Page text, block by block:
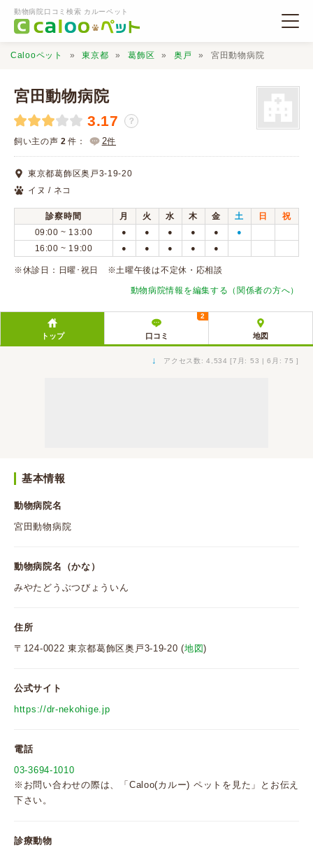
動物病院口コミ検索 カルーペット
動物病院検索
口コミ検索
Calooペットとは？
口コミ投稿
Calooペット 東京都 葛飾区 奥戸 宮田動物病院
宮田動物病院
3.17 ？
飼い主の声 2 件： 2件
東京都葛飾区奥戸3-19-20
イヌ / ネコ
診察時間 月 火 水 木 金 土 日
祝
09:00 ~ 13:00
● ● ● ● ● ●
16:00 ~ 19:00 ● ● ● ● ●
※休診日：日曜･祝日 ※土曜午後は不定休・応相談
動物病院情報を編集する（関係者の方へ）
トップ 口コミ
2
地図
↓ アクセス数: 4,534 [7月: 53 | 6月: 75 ]
基本情報
動物病院名
宮田動物病院
動物病院名（かな）
みやたどうぶつびょういん
住所
〒124-0022 東京都葛飾区奥戸3-19-20 (地図)
公式サイト
https://dr-nekohige.jp
電話
03-3694-1010
※お問い合わせの際は、「Caloo(カルー) ペットを見た」とお伝え
下さい。
診療動物